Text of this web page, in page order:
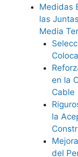
Medidas
las
Media
en la
Cable
la
del